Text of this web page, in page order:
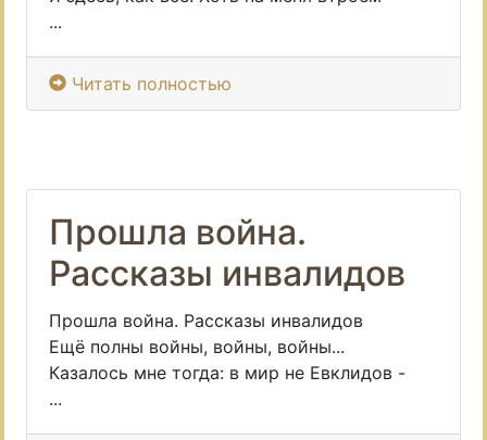
...
Читать полностью
Прошла война.
Рассказы инвалидов
Прошла война. Рассказы инвалидов
Ещё полны войны, войны, войны...
Казалось мне тогда: в мир не Евклидов -
...